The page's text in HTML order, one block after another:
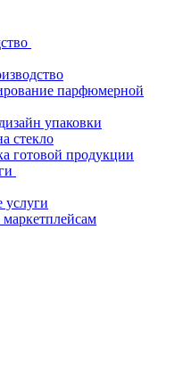
парфюмерной
упаковки
стекло
готовой продукции
услуги